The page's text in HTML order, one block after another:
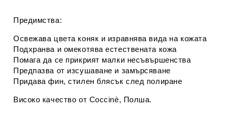
Предимства:
Освежава цвета коняк и изравнява вида на кожата
Подхранва и омекотява естествената кожа
Помага да се прикрият малки несъвършенства
Предпазва от изсушаване и замърсяване
Придава фин, стилен блясък след полиране
Високо качество от Coccinè, Полша.